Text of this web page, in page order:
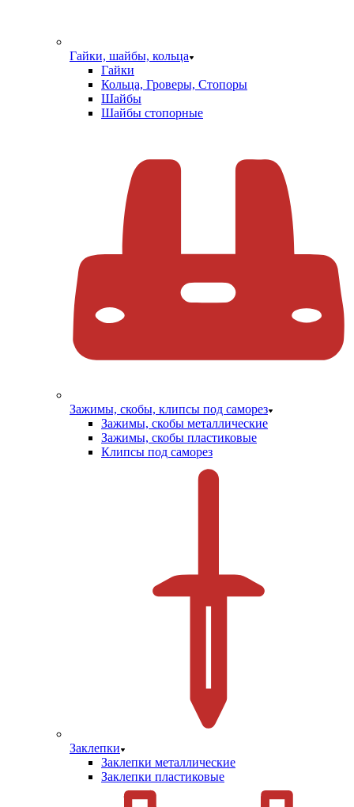
Гайки, шайбы, кольца
Гайки
Кольца, Гроверы, Стопоры
Шайбы
Шайбы стопорные
Зажимы, скобы, клипсы под саморез
Зажимы, скобы металлические
Зажимы, скобы пластиковые
Клипсы под саморез
Заклепки
Заклепки металлические
Заклепки пластиковые